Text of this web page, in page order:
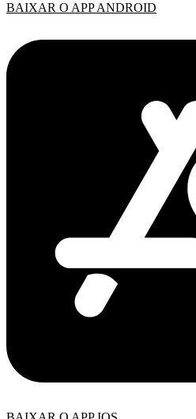
BAIXAR O APP ANDROID